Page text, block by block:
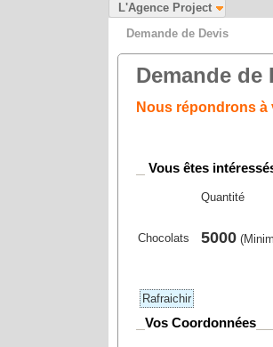
L'Agence Project
Demande de Devis
Demande de
Nous répondrons à
Vous êtes
Quantité
Chocolats 5000
Vos Coordonnées